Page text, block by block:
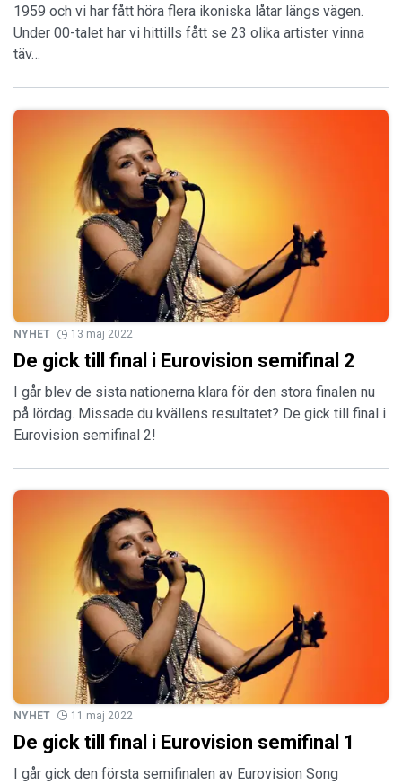
1959 och vi har fått höra flera ikoniska låtar längs vägen.
Under 00-talet har vi hittills fått se 23 olika artister vinna
täv…
NYHET 13 maj 2022
De gick till final i Eurovision semifinal 2
I går blev de sista nationerna klara för den stora finalen nu
på lördag. Missade du kvällens resultatet? De gick till final i
Eurovision semifinal 2!
NYHET 11 maj 2022
De gick till final i Eurovision semifinal 1
I går gick den första semifinalen av Eurovision Song